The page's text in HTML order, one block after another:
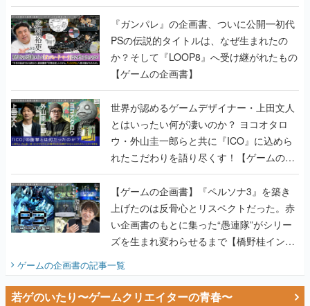
書】
『ガンパレ』の企画書、ついに公開━初代
PSの伝説的タイトルは、なぜ生まれたの
か？そして『LOOP8』へ受け継がれたもの
【ゲームの企画書】
世界が認めるゲームデザイナー・上田文人
とはいったい何が凄いのか？ ヨコオタロ
ウ・外山圭一郎らと共に『ICO』に込めら
れたこだわりを語り尽くす！【ゲームの企
画書】
【ゲームの企画書】『ペルソナ3』を築き
上げたのは反骨心とリスペクトだった。赤
い企画書のもとに集った“愚連隊”がシリー
ズを生まれ変わらせるまで【橋野桂インタ
ビュー】
ゲームの企画書の記事一覧
若ゲのいたり〜ゲームクリエイターの青春〜